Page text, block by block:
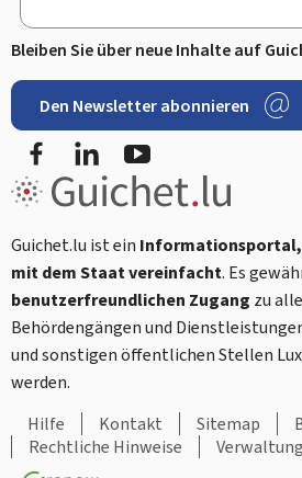
Bleiben Sie über neue Inhalte auf
Den Newsletter abonnieren
FacebookLinkedIn
Guichet.lu ist ein
mit dem Staat vereinfacht. Es
benutzerfreundlichen Zugang zu
Behördengängen und
und sonstigen öffentlichen Stellen
werden.
Hilfe
Kontakt Sitemap
Rechtliche Hinweise